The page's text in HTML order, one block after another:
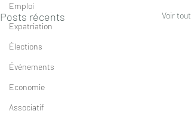
Emploi
Expatriation
Élections
Événements
Economie
Associatif
Posts récents Voir tout